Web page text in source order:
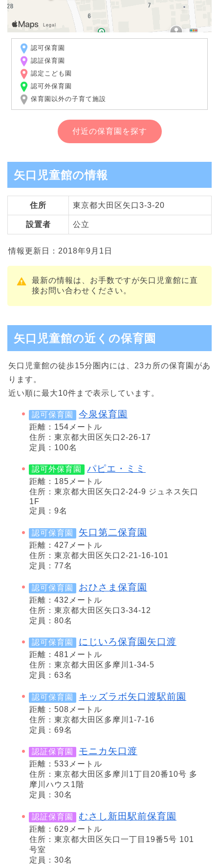
認可保育園
認証保育園
認定こども園
認可外保育園
保育園以外の子育て施設
付近の保育園を探す
矢口児童館の情報
住所 東京都大田区矢口3-3-20
設置者 公立
情報更新日：2018年9月1日
最新の情報は、お手数ですが矢口児童館に直
接お問い合わせください。
矢口児童館の近くの保育園
矢口児童館の徒歩15分圏内には、23カ所の保育園があ
ります。
近い順に最大10件まで表示しています。
認可保育園 今泉保育園
距離：154メートル
住所：東京都大田区矢口2-26-17
定員：100名
認可外保育園 パピエ・ミミ
距離：185メートル
住所：東京都大田区矢口2-24-9 ジュネス矢口
1F
定員：9名
認可保育園 矢口第二保育園
距離：427メートル
住所：東京都大田区矢口2-21-16-101
定員：77名
認可保育園 おひさま保育園
距離：432メートル
住所：東京都大田区矢口3-34-12
定員：80名
認可保育園 にじいろ保育園矢口渡
距離：481メートル
住所：東京都大田区多摩川1-34-5
定員：63名
認可保育園 キッズラボ矢口渡駅前園
距離：508メートル
住所：東京都大田区多摩川1-7-16
定員：69名
認証保育園 モニカ矢口渡
距離：533メートル
住所：東京都大田区多摩川1丁目20番10号 多
摩川ハウス1階
定員：30名
認証保育園 むさし新田駅前保育園
距離：629メートル
住所：東京都大田区矢口一丁目19番5号 101
号室
定員：30名